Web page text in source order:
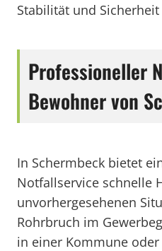
Stabilität und
Professioneller
Bewohner von
In Schermbeck bietet
Notfallservice schnelle
unvorhergesehenen
Rohrbruch im
in einer Kommune